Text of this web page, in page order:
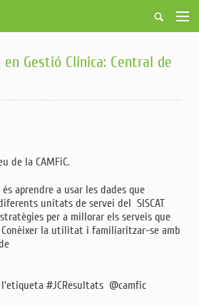
Gestió Clínica: Central de
de la CAMFiC.
aprendre a usar les dades que
unitats de servei del SISCAT
per a millorar els serveis que
la utilitat i familiaritzar-se amb
#JCResultats @camfic